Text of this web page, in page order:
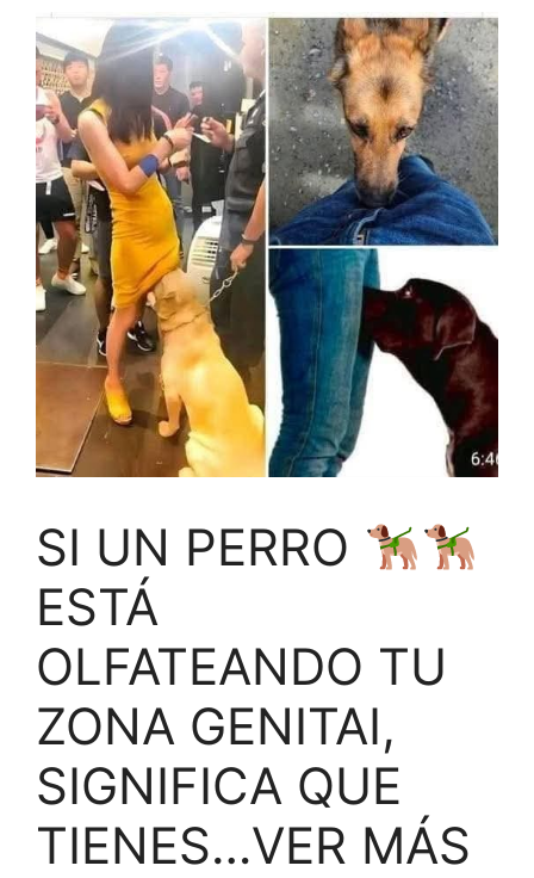
SI UN PERRO
ESTÁ
OLFATEANDO TU
ZONA GENITAI,
SIGNIFICA QUE
TIENES…VER MÁS